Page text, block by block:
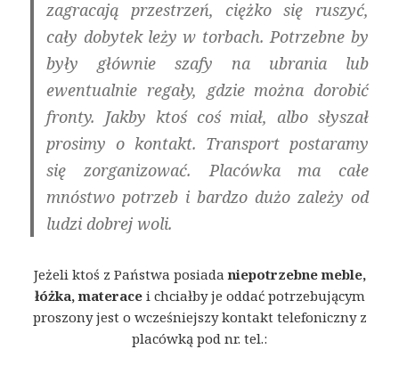
zagracają przestrzeń, ciężko się ruszyć,
cały dobytek leży w torbach. Potrzebne by
były głównie szafy na ubrania lub
ewentualnie regały, gdzie można dorobić
fronty. Jakby ktoś coś miał, albo słyszał
prosimy o kontakt. Transport postaramy
się zorganizować. Placówka ma całe
mnóstwo potrzeb i bardzo dużo zależy od
ludzi dobrej woli.
Jeżeli ktoś z Państwa posiadaniepotrzebne meble,
łóżka, materacei chciałby je oddać potrzebującym
proszony jest o wcześniejszy kontakt telefoniczny z
placówką pod nr. tel.: